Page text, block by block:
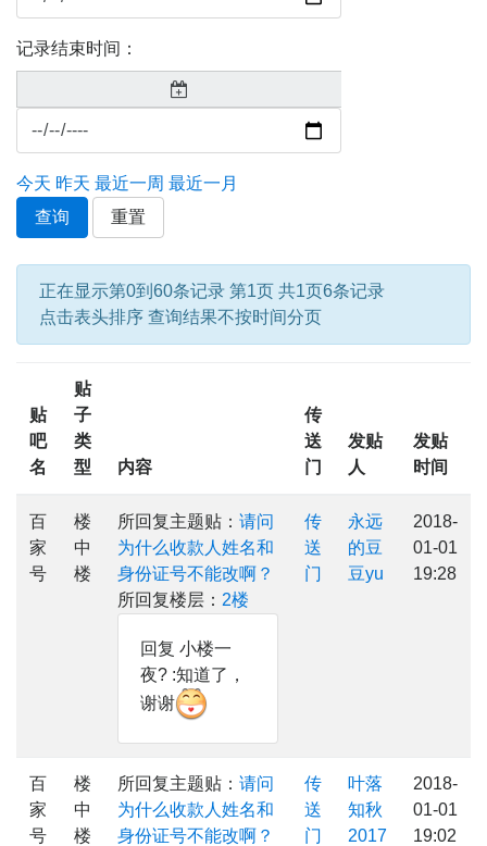
记录结束时间：
今天 昨天 最近一周 最近一月
查询
重置
正在显示第0到60条记录 第1页 共1页6条记录
点击表头排序 查询结果不按时间分页
贴
吧
名
贴
子
类
型
内容
传
送
门
发贴
人
发贴
时间
百
家
号
楼
中
楼
所回复主题贴： 请问
为什么收款人姓名和
身份证号不能改啊？
所回复楼层： 2楼
回复 小楼一
夜? :知道了，
谢谢
传
送
门
永远
的豆
豆yu
2018-
01-01
19:28
百
家
号
楼
中
楼
所回复主题贴： 请问
为什么收款人姓名和
身份证号不能改啊？
传
送
门
叶落
知秋
2017
2018-
01-01
19:02